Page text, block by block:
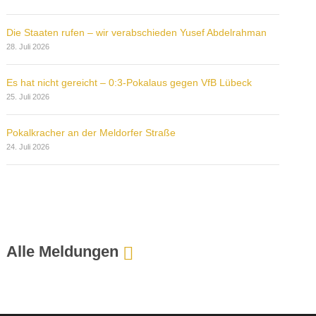
Die Staaten rufen – wir verabschieden Yusef Abdelrahman
28. Juli 2026
Es hat nicht gereicht – 0:3-Pokalaus gegen VfB Lübeck
25. Juli 2026
Pokalkracher an der Meldorfer Straße
24. Juli 2026
Alle Meldungen